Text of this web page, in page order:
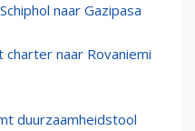
naar Gazipasa
naar Rovaniemi
duurzaamheidstool